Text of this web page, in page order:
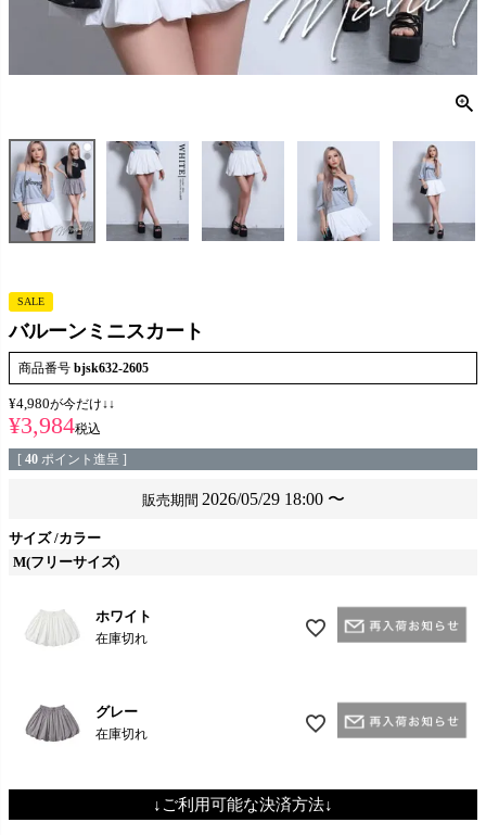
SALE
バルーンミニスカート
商品番号 bjsk632-2605
¥4,980が今だけ↓↓
¥3,984税込
[ 40 ポイント進呈 ]
販売期間 2026/05/29 18:00 〜
サイズ カラー
M(フリーサイズ)
ホワイト
在庫切れ
グレー
在庫切れ
↓ご利用可能な決済方法↓